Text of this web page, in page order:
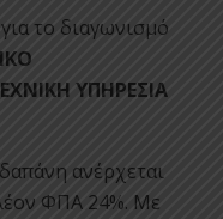
το διαγωνισμό
ΥΠΗΡΕΣΙΑ
ανέρχεται
ΦΠΑ 24%. Με